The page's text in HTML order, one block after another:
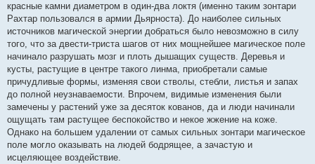
красные камни диаметром в один-два локтя (именно таким зонтари
Рахтар пользовался в армии Дьярноста). До наиболее сильных
источников магической энергии добраться было невозможно в силу
того, что за двести-триста шагов от них мощнейшее магическое поле
начинало разрушать мозг и плоть дышащих существ. Деревья и
кусты, растущие в центре такого линма, приобретали самые
причудливые формы, изменяя свои стволы, стебли, листья и запах
до полной неузнаваемости. Впрочем, видимые изменения были
замечены у растений уже за десяток кованов, да и люди начинали
ощущать там растущее беспокойство и некое жжение на коже.
Однако на большем удалении от самых сильных зонтари магическое
поле могло оказывать на людей бодрящее, а зачастую и
исцеляющее воздействие.